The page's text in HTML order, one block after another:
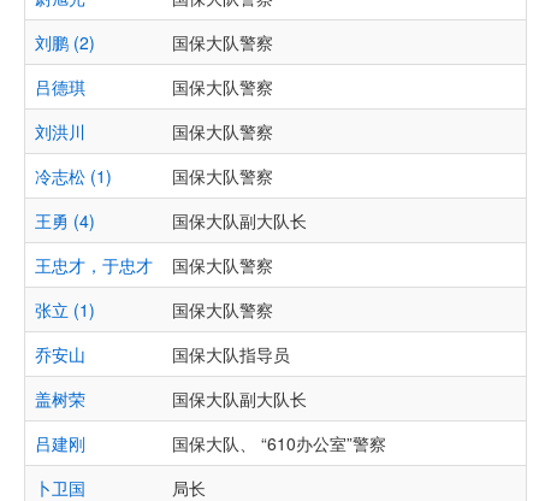
刘鹏 (2)
国保大队警察
吕德琪
国保大队警察
刘洪川
国保大队警察
冷志松 (1)
国保大队警察
王勇 (4)
国保大队副大队长
王忠才，于忠才
国保大队警察
张立 (1)
国保大队警察
乔安山
国保大队指导员
盖树荣
国保大队副大队长
吕建刚
国保大队、 “610办公室”警察
卜卫国
局长